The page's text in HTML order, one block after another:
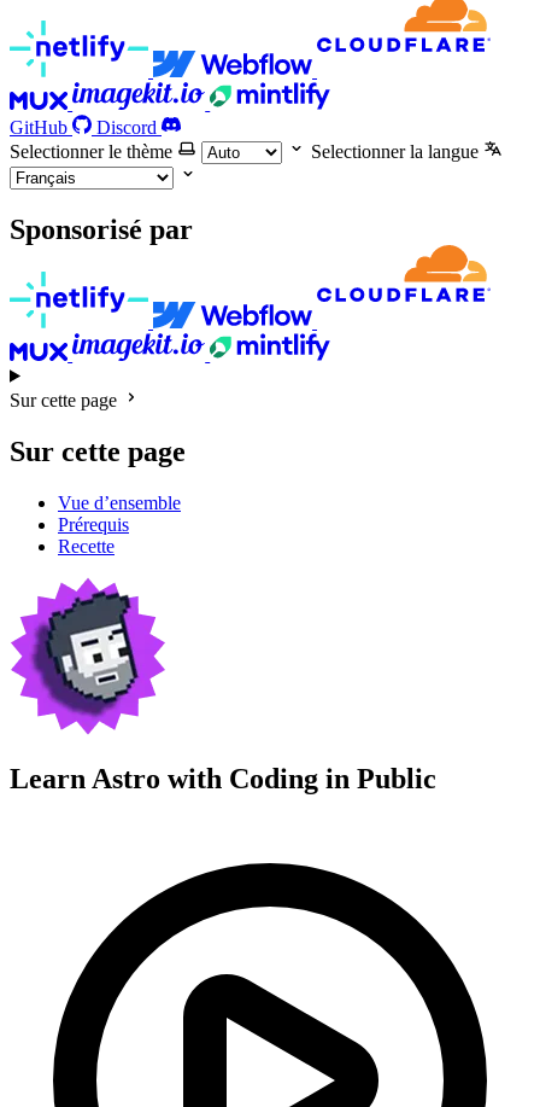
GitHub
Discord
Selectionner le thème
Selectionner la langue
Sponsorisé par
Sur cette page
Sur cette page
Vue d’ensemble
Prérequis
Recette
Learn Astro with Coding in Public